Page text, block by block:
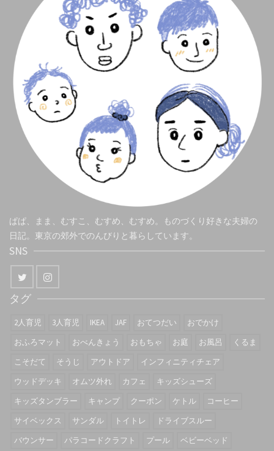
ぱぱ、まま、むすこ、むすめ、むすめ。ものづくり好きな夫婦の
日記。東京の郊外でのんびりと暮らしています。
SNS
タグ
2人育児 3人育児 IKEA JAF おてつだい
おでかけ
おふろマット
おべんきょう おもちゃ お庭 お風呂
くるま
こそだて
そうじ アウトドア
インフィニティチェア
ウッドデッキ
オムツ外れ カフェ
キッズシューズ
キッズタンブラー
キャンプ クーポン ケトル
コーヒー
サイベックス
サンダル トイトレ
ドライブスルー
バウンサー
パラコードクラフト プール ベビーベッド